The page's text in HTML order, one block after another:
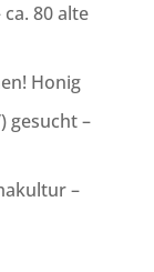
80 alte
Honig
gesucht –
–